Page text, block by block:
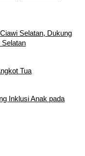
Selatan, Dukung
Selatan
Tua
Inklusi Anak pada